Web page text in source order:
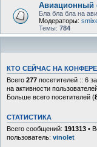
Бла бла бла на
Модераторы:
Темы: 784
КТО СЕЙЧАС НА
Всего 277 посетителей :: 6
на активности
Больше всего посетителей (
СТАТИСТИКА
Всего сообщений: 191313 •
пользователь: vinolet